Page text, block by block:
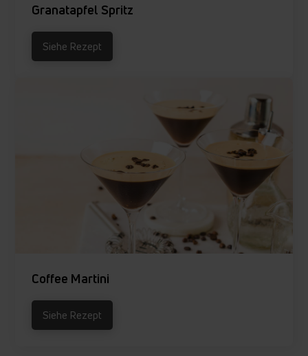
Granatapfel Spritz
Siehe Rezept
Coffee Martini
Siehe Rezept